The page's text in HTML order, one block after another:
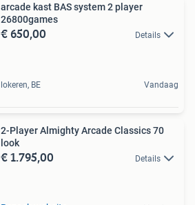
arcade kast BAS system 2 player
26800games
€ 650,00 Details
lokeren, BE Vandaag
2-Player Almighty Arcade Classics 70
look
€ 1.795,00 Details